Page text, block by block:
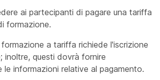
ai partecipanti di pagare una tariffa
formazione.
a tariffa richiede l'iscrizione
inoltre, questi dovrà fornire
le informazioni relative al pagamento.